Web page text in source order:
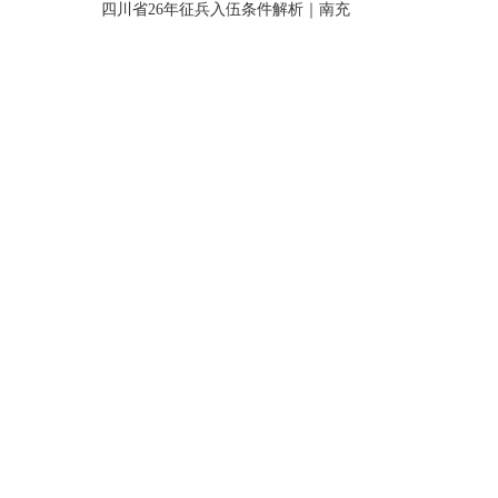
四川省26年征兵入伍条件解析｜南充